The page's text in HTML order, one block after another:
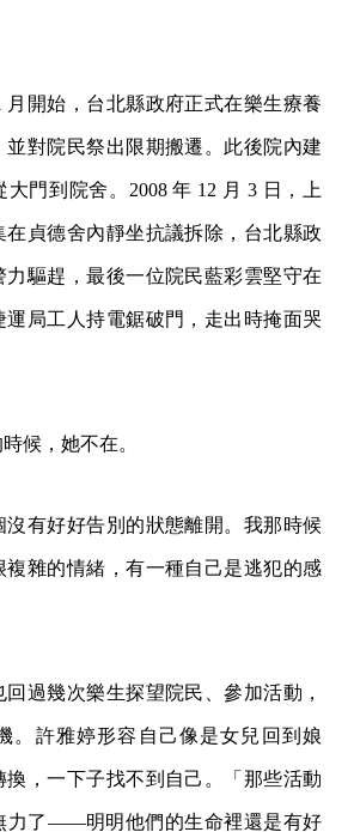
月開始，台北縣政府正式在樂生療養
並對院民祭出限期搬遷。此後院內建
門到院舍。2008 年 12 月 3 日，上
在貞德舍內靜坐抗議拆除，台北縣政
力驅趕，最後一位院民藍彩雲堅守在
運局工人持電鋸破門，走出時掩面哭
候，她不在。
沒有好好告別的狀態離開。我那時候
複雜的情緒，有一種自己是逃犯的感
過幾次樂生探望院民、參加活動，
。許雅婷形容自己像是女兒回到娘
換，一下子找不到自己。「那些活動
力了——明明他們的生命裡還是有好